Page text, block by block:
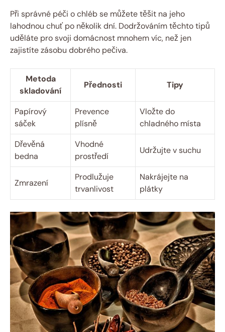
Při správné péči o chléb se můžete těšit na jeho
lahodnou chuť po několik dní. Dodržováním těchto tipů
uděláte pro svoji domácnost mnohem víc, než jen
zajistíte zásobu dobrého pečiva.
Metoda
skladování
Přednosti Tipy
Papírový
sáček
Prevence
plísně
Vložte do
chladného místa
Dřevěná
bedna
Vhodné
prostředí
Udržujte v suchu
Zmrazení
Prodlužuje
trvanlivost
Nakrájejte na
plátky